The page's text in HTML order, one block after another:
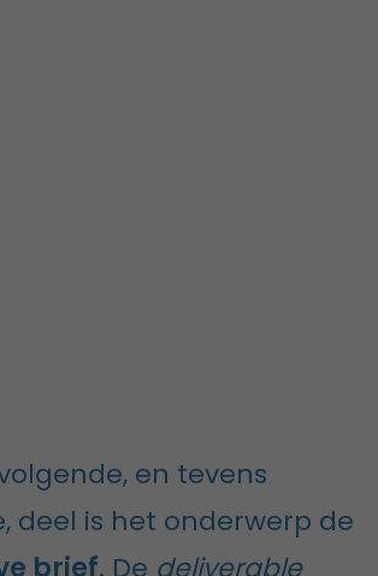
en tevens
deel is het onderwerp de
brief. De deliverable